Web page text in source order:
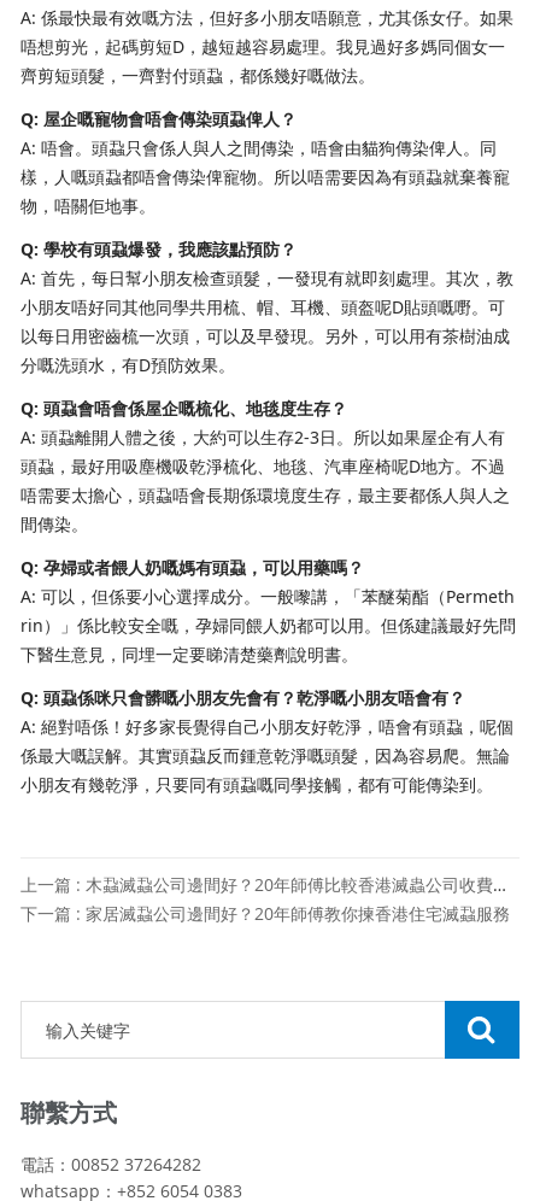
A: 係最快最有效嘅方法，但好多小朋友唔願意，尤其係女仔。如果
唔想剪光，起碼剪短D，越短越容易處理。我見過好多媽同個女一
齊剪短頭髮，一齊對付頭蝨，都係幾好嘅做法。
Q: 屋企嘅寵物會唔會傳染頭蝨俾人？
A: 唔會。頭蝨只會係人與人之間傳染，唔會由貓狗傳染俾人。同
樣，人嘅頭蝨都唔會傳染俾寵物。所以唔需要因為有頭蝨就棄養寵
物，唔關佢地事。
Q: 學校有頭蝨爆發，我應該點預防？
A: 首先，每日幫小朋友檢查頭髮，一發現有就即刻處理。其次，教
小朋友唔好同其他同學共用梳、帽、耳機、頭盔呢D貼頭嘅嘢。可
以每日用密齒梳一次頭，可以及早發現。另外，可以用有茶樹油成
分嘅洗頭水，有D預防效果。
Q: 頭蝨會唔會係屋企嘅梳化、地毯度生存？
A: 頭蝨離開人體之後，大約可以生存2-3日。所以如果屋企有人有
頭蝨，最好用吸塵機吸乾淨梳化、地毯、汽車座椅呢D地方。不過
唔需要太擔心，頭蝨唔會長期係環境度生存，最主要都係人與人之
間傳染。
Q: 孕婦或者餵人奶嘅媽有頭蝨，可以用藥嗎？
A: 可以，但係要小心選擇成分。一般嚟講，「苯醚菊酯（Permeth
rin）」係比較安全嘅，孕婦同餵人奶都可以用。但係建議最好先問
下醫生意見，同埋一定要睇清楚藥劑說明書。
Q: 頭蝨係咪只會髒嘅小朋友先會有？乾淨嘅小朋友唔會有？
A: 絕對唔係！好多家長覺得自己小朋友好乾淨，唔會有頭蝨，呢個
係最大嘅誤解。其實頭蝨反而鍾意乾淨嘅頭髮，因為容易爬。無論
小朋友有幾乾淨，只要同有頭蝨嘅同學接觸，都有可能傳染到。
上一篇 : 木蝨滅蝨公司邊間好？20年師傅比較香港滅蟲公司收費保固
下一篇 : 家居滅蝨公司邊間好？20年師傅教你揀香港住宅滅蝨服務
聯繫方式
電話：00852 37264282
whatsapp：+852 6054 0383